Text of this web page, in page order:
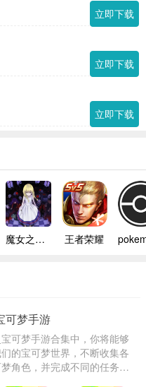
立即下载
立即下载
立即下载
魔女之家手机版 王者荣耀
可梦手游
可梦手游合集中，你将能够
的宝可梦世界，不断收集各
角色，并完成不同的任务主